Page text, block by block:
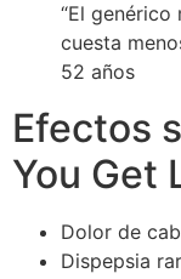
“El genérico
cuesta
52 años
Efectos
You Get
Dolor de
Dispepsia